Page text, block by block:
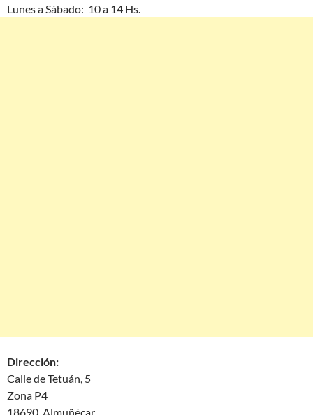
Lunes a Sábado: 10 a 14 Hs.
Dirección:
Calle de Tetuán, 5
Zona P4
18690 Almuñécar